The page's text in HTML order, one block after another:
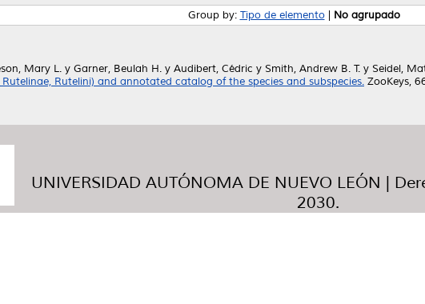
Group by: Tipo de elemento| No agrupado
Mary L. y Garner, Beulah H. y Audibert, Cédric y Smith, Andrew B. T. y Seidel,
Rutelini) and annotated catalog of the species and subspecies. ZooKeys,
UNIVERSIDAD AUTÓNOMA DE NUEVO LEÓN |
2030.